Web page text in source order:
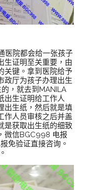
医院都会给一张孩子
生证明至关重要，由
关键。拿到医院给予
政厅为孩子办理出生
，就去到MANILA
出生证明给工作人
出生纸，然后就是填
作人员审核之后并盖
是获取出生纸的细致
微信BGC998 电报
免验证直接咨询。